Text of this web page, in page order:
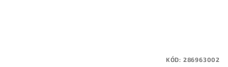
KÓD: 286963002